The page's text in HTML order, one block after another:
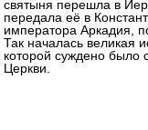
святыня перешла в
передала её в
императора Аркадия,
Так началась великая
которой суждено было
Церкви.